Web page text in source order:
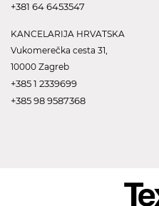
+381 64 6453547
KANCELARIJA HRVATSKA
Vukomerečka cesta 31,
10000 Zagreb
+385 1 2339699
+385 98 9587368